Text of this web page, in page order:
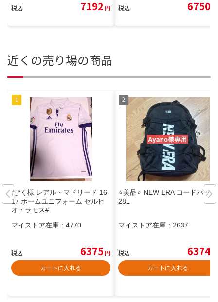
税込 7192円 税込 6750
近くの売り場の商品
た*く様 レアル・マドリード 16-
17 ホームユニフォーム セルヒ
オ・ラモス#
マイストア在庫： 4770
税込 6375円
カートに入れる
⭐️美品⭐️ NEW ERA コードパック
28L
マイストア在庫： 2637
税込 6374
カートに入れる